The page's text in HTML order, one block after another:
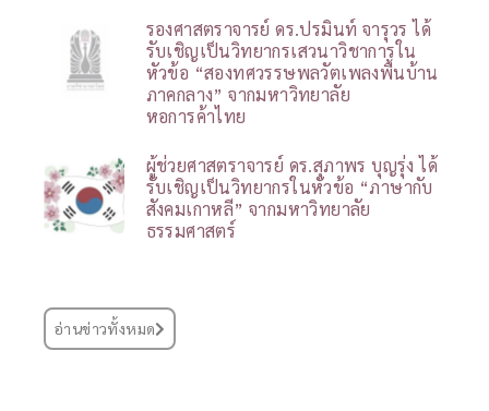
รองศาสตราจารย์ ดร.ปรมินท์ จารุวร ได้
รับเชิญเป็นวิทยากรเสวนาวิชาการใน
หัวข้อ “สองทศวรรษพลวัตเพลงพื้นบ้าน
ภาคกลาง” จากมหาวิทยาลัย
หอการค้าไทย
ผู้ช่วยศาสตราจารย์ ดร.สุภาพร บุญรุ่ง ได้
รับเชิญเป็นวิทยากรในหัวข้อ “ภาษากับ
สังคมเกาหลี” จากมหาวิทยาลัย
ธรรมศาสตร์
อ่านข่าวทั้งหมด